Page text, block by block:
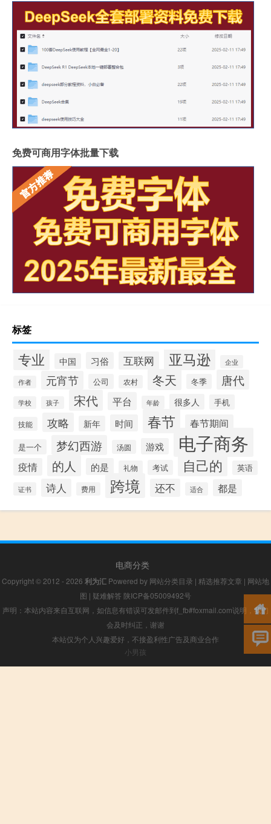
免费可商用字体批量下载
标签
专业 中国 习俗 互联网 亚马逊 企业
作者 元宵节 公司 农村 冬天 冬季 唐代
学校 孩子 宋代 平台 年龄 很多人 手机
技能 攻略 新年 时间 春节 春节期间
是一个 梦幻西游 汤圆 游戏 电子商务
疫情 的人 的是 礼物 考试 自己的 英语
证书 诗人 费用 跨境 还不 适合 都是
电商分类
Copyright © 2012 - 2026 利为汇 Powered by 网站分类目录 | 精选推荐文章 | 网站地
图 | 疑难解答 陕ICP备05009492号
声明：本站内容来自互联网，如信息有错误可发邮件到f_fb#foxmail.com说明，我们
会及时纠正，谢谢
本站仅为个人兴趣爱好，不接盈利性广告及商业合作
小男孩